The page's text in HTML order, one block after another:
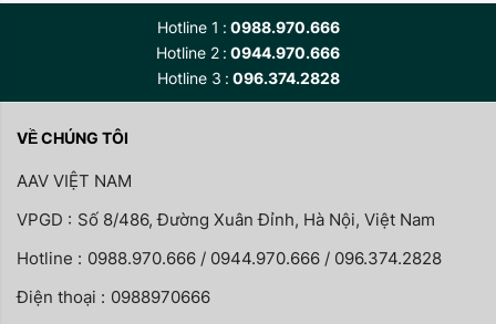
Hotline 1
0988.970.666
Hotline 2 0944.970.666
Hotline 3
096.374.2828
VỀ CHÚNG TÔI
AAV VIỆT NAM
VPGD : Số 8/486, Đường Xuân Đỉnh, Hà Nội, Việt Nam
Hotline : 0988.970.666 / 0944.970.666 / 096.374.2828
Điện thoại : 0988970666